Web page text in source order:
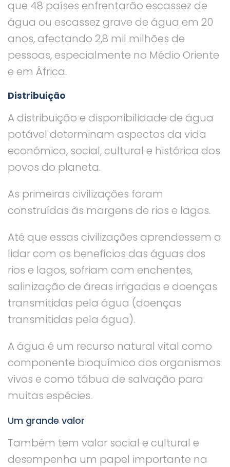
que 48 países enfrentarão escassez de
água ou escassez grave de água em 20
anos, afectando 2,8 mil milhões de
pessoas, especialmente no Médio Oriente
e em África.
Distribuição
A distribuição e disponibilidade de água
potável determinam aspectos da vida
económica, social, cultural e histórica dos
povos do planeta.
As primeiras civilizações foram
construídas às margens de rios e lagos.
Até que essas civilizações aprendessem a
lidar com os benefícios das águas dos
rios e lagos, sofriam com enchentes,
salinização de áreas irrigadas e doenças
transmitidas pela água (doenças
transmitidas pela água).
A água é um recurso natural vital como
componente bioquímico dos organismos
vivos e como tábua de salvação para
muitas espécies.
Um grande valor
Também tem valor social e cultural e
desempenha um papel importante na